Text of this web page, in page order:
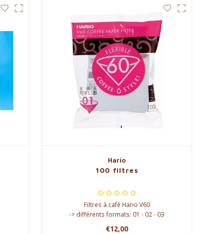
Hario
100 filtres
Filtres à café Hario V60
-> différents formats: 01 - 02 - 03
€12,00